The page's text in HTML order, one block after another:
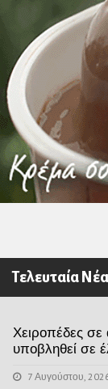
Τελευταία Νέα
Χειροπέδες
υποβληθεί σε
7 Αυγούστου,